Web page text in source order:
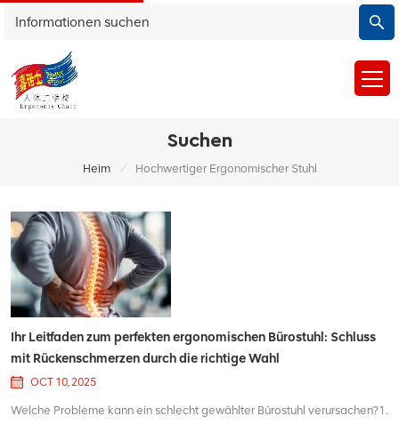
Suchen
Heim / Hochwertiger Ergonomischer Stuhl
Ihr Leitfaden zum perfekten ergonomischen Bürostuhl: Schluss
mit Rückenschmerzen durch die richtige Wahl
OCT 10, 2025
Welche Probleme kann ein schlecht gewählter Bürostuhl verursachen?1.